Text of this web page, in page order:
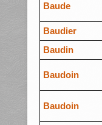
Baude
Baudier
Baudin
Baudoin
Baudoin